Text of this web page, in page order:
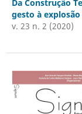
Da Construção
gesto à
v. 23 n. 2 (2020)